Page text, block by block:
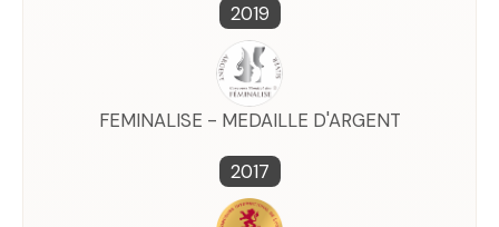
2019
FEMINALISE - MEDAILLE D'ARGENT
2017